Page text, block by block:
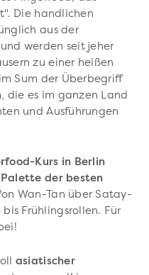
Die handlichen
aus der
werden seit jeher
zu einer heißen
Sum der Überbegriff
, die es im ganzen Land
und Ausführungen
Kurs in Berlin
der besten
Wan-Tan über Satay-
Frühlingsrollen. Für
asiatischer